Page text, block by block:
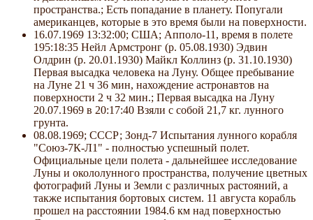
пространства.; Есть попадание в планету. Попугали
американцев, которые в это время были на поверхности.
16.07.1969 13:32:00; США; Апполо-11, время в полете
195:18:35 Нейл Армстронг (р. 05.08.1930) Эдвин
Олдрин (р. 20.01.1930) Майкл Коллинз (р. 31.10.1930)
Первая высадка человека на Луну. Общее пребывание
на Луне 21 ч 36 мин, нахождение астронавтов на
поверхности 2 ч 32 мин.; Первая высадка на Луну
20.07.1969 в 20:17:40 Взяли с собой 21,7 кг. лунного
грунта.
08.08.1969; СССР; Зонд-7 Испытания лунного корабля
"Союз-7К-Л1" - полностью успешный полет.
Официальные цели полета - дальнейшее исследование
Луны и окололунного пространства, получение цветных
фотографий Луны и Земли с различных растояний, а
также испытания бортовых систем. 11 августа корабль
прошел на расстоянии 1984.6 км над поверхностью